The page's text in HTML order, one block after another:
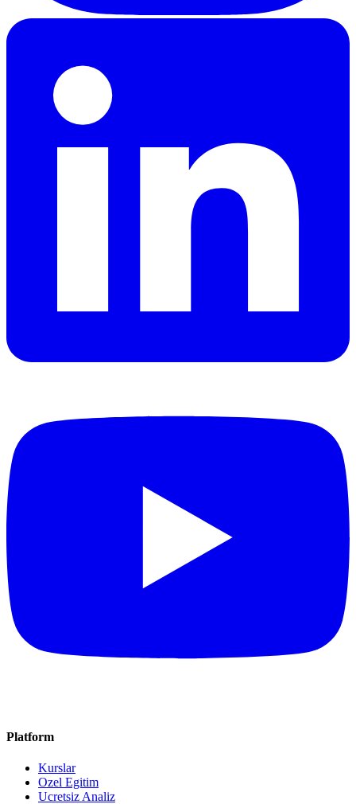
Platform
Kurslar
Ozel Egitim
Ucretsiz Analiz